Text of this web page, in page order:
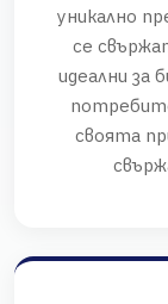
уникално
се
идеални за
своята